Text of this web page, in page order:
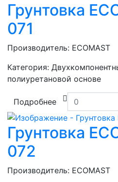
Грунтовка
071
Производитель: ECOMAST
Категория:
полиуретановой основе
Подробнее
Грунтовка
072
Производитель: ECOMAST